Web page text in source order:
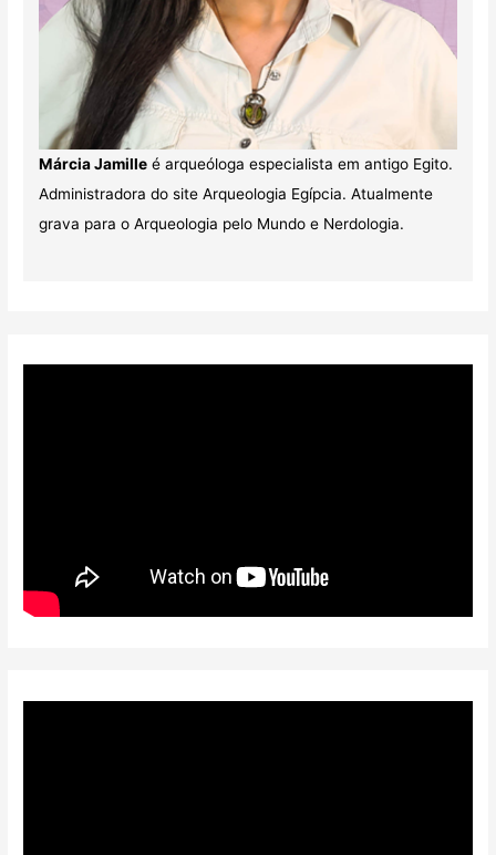
Márcia Jamilleé arqueóloga especialista em antigo Egito.
Administradora do site Arqueologia Egípcia. Atualmente
grava para o Arqueologia pelo Mundo e Nerdologia.